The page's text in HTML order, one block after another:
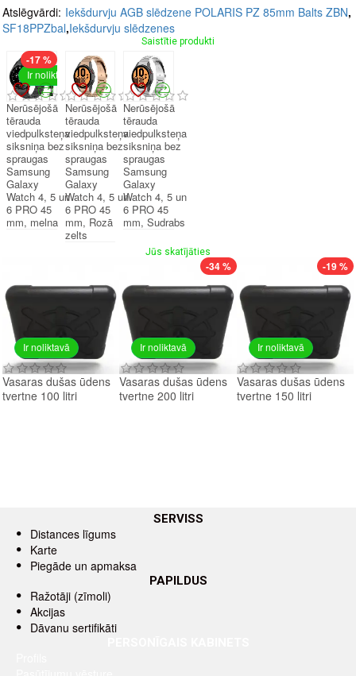
Atslēgvārdi: Iekšdurvju AGB slēdzene POLARIS PZ 85mm Balts ZBN,
SF18PPZbal,Iekšdurvju slēdzenes
Saistītie produkti
Ir noliktavā
-17 %
Nerūsējošā
tērauda
viedpulksteņa
siksniņa bez
spraugas
Samsung
Galaxy
Watch 4, 5 un
6 PRO 45
mm, melna
Nerūsējošā
tērauda
viedpulksteņa
siksniņa bez
spraugas
Samsung
Galaxy
Watch 4, 5 un
6 PRO 45
mm, Rozā
zelts
Nerūsējošā
tērauda
viedpulksteņa
siksniņa bez
spraugas
Samsung
Galaxy
Watch 4, 5 un
6 PRO 45
mm, Sudrabs
Jūs skatījāties
Ir noliktavā
Vasaras dušas ūdens
tvertne 100 litri
Ir noliktavā
-34 %
Vasaras dušas ūdens
tvertne 200 litri
Ir noliktavā
-19 %
Vasaras dušas ūdens
tvertne 150 litri
SERVISS
Distances līgums
Karte
Piegāde un apmaksa
PAPILDUS
Ražotāji (zīmoli)
Akcijas
Dāvanu sertifikāti